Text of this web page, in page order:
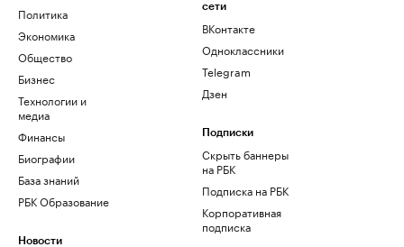
Политика
Экономика
Общество
Бизнес
Технологии и
медиа
Финансы
Биографии
База знаний
РБК Образование
Новости
сети
ВКонтакте
Одноклассники
Telegram
Дзен
Подписки
Скрыть баннеры
на РБК
Подписка на РБК
Корпоративная
подписка